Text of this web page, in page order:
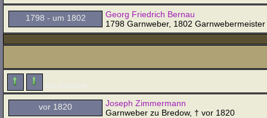
1798 - um 1802
Georg Friedrich Bernau
1798 Garnweber, 1802
vor 1820
Joseph Zimmermann
Garnweber zu Bredow, † vor 1820